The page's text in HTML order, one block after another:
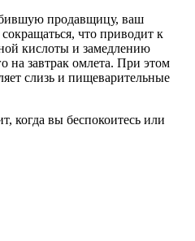
продавщицу, ваш
что приводит к
кислоты и замедлению
на завтрак омлета. При этом
слизь и пищеварительные
когда вы беспокоитесь или